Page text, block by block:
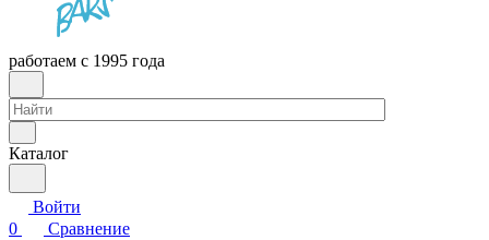
работаем с 1995 года
Каталог
Войти
0
Сравнение